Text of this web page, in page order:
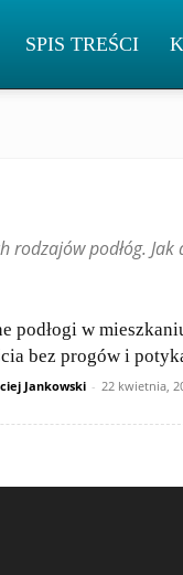
SPIS TREŚCI
rodzajów podłóg.
podłogi w
bez progów i
Jankowski - 22 kwietnia,